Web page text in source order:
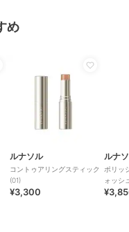
め
ルナソル
コントゥアリングスティック
(01)
¥3,300
ルナ
ポリッ
ォッシ